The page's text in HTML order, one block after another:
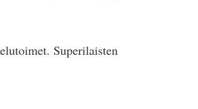
Superilaisten